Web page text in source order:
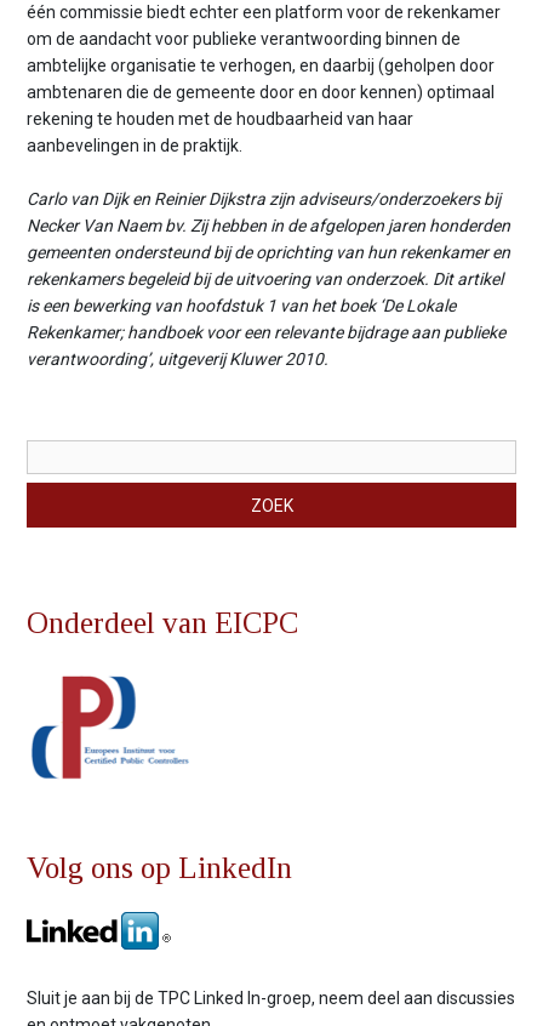
één commissie biedt echter een platform voor de rekenkamer
om de aandacht voor publieke verantwoording binnen de
ambtelijke organisatie te verhogen, en daarbij (geholpen door
ambtenaren die de gemeente door en door kennen) optimaal
rekening te houden met de houdbaarheid van haar
aanbevelingen in de praktijk.
Carlo van Dijk en Reinier Dijkstra zijn adviseurs/onderzoekers bij
Necker Van Naem bv. Zij hebben in de afgelopen jaren honderden
gemeenten ondersteund bij de oprichting van hun rekenkamer en
rekenkamers begeleid bij de uitvoering van onderzoek. Dit artikel
is een bewerking van hoofdstuk 1 van het boek ‘De Lokale
Rekenkamer; handboek voor een relevante bijdrage aan publieke
verantwoording’, uitgeverij Kluwer 2010.
ZOEK
Onderdeel van EICPC
Volg ons op LinkedIn
Sluit je aan bij de TPC Linked In-groep, neem deel aan discussies